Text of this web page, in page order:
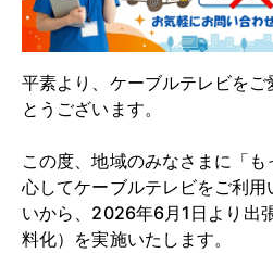
平素より、ケーブルテレビを
とうございます。
この度、地域のみなさまに「
心してケーブルテレビをご利
いから、2026年6月1日より出
料化）を実施いたします。